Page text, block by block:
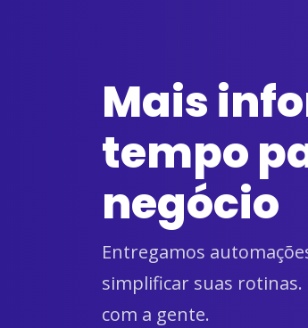
Mais
tempo
negócio
Entregamos
simplificar suas
com a gente.